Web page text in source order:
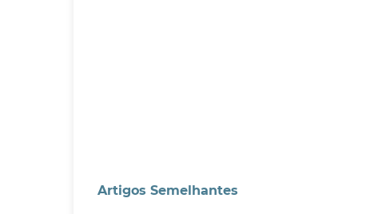
Artigos Semelhantes